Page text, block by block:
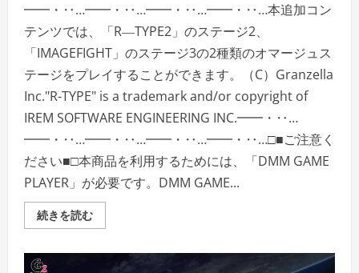
━━・‥…━━・‥…━━・‥…━━・‥…本追加コン
テンツでは、「R―TYPE2」のステージ2、
「IMAGEFIGHT」のステージ3の2種類のオマージュス
テージをプレイすることができます。（C）Granzella
Inc."R-TYPE" is a trademark and/or copyright of
IREM SOFTWARE ENGINEERING INC.━━・‥…
━━・‥…━━・‥…━━・‥…━━・‥…□■ご注意く
ださい■□本商品を利用するためには、「DMM GAME
PLAYER」が必要です。DMM GAME...
続きを読む＜
DLC
FINAL